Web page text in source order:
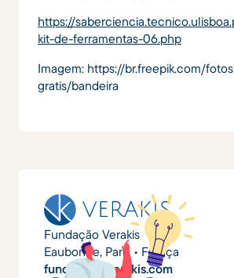
https://
kit-de-ferramentas-06.php
Imagem: https://br.freepik.com/
gratis/bandeira
Fundação Verakis
Eaubonne, Paris • França
fundacao@verakis.com